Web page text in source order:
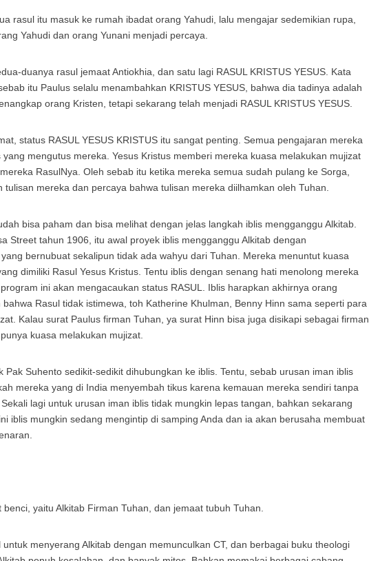
rasul itu masuk ke rumah ibadat orang Yahudi, lalu mengajar sedemikian rupa,
Yahudi dan orang Yunani menjadi percaya.
duanya rasul jemaat Antiokhia, dan satu lagi RASUL KRISTUS YESUS. Kata
itu Paulus selalu menambahkan KRISTUS YESUS, bahwa dia tadinya adalah
orang Kristen, tetapi sekarang telah menjadi RASUL KRISTUS YESUS.
status RASUL YESUS KRISTUS itu sangat penting. Semua pengajaran mereka
mengutus mereka. Yesus Kristus memberi mereka kuasa melakukan mujizat
RasulNya. Oleh sebab itu ketika mereka semua sudah pulang ke Sorga,
tulisan mereka dan percaya bahwa tulisan mereka diilhamkan oleh Tuhan.
bisa paham dan bisa melihat dengan jelas langkah iblis mengganggu Alkitab.
Street tahun 1906, itu awal proyek iblis mengganggu Alkitab dengan
bernubuat sekalipun tidak ada wahyu dari Tuhan. Mereka menuntut kuasa
dimiliki Rasul Yesus Kristus. Tentu iblis dengan senang hati menolong mereka
ini akan mengacaukan status RASUL. Iblis harapkan akhirnya orang
Rasul tidak istimewa, toh Katherine Khulman, Benny Hinn sama seperti para
Kalau surat Paulus firman Tuhan, ya surat Hinn bisa juga disikapi sebagai firman
kuasa melakukan mujizat.
Pak Suhento sedikit-sedikit dihubungkan ke iblis. Tentu, sebab urusan iman iblis
mereka yang di India menyembah tikus karena kemauan mereka sendiri tanpa
lagi untuk urusan iman iblis tidak mungkin lepas tangan, bahkan sekarang
iblis mungkin sedang mengintip di samping Anda dan ia akan berusaha membuat
yaitu Alkitab Firman Tuhan, dan jemaat tubuh Tuhan.
menyerang Alkitab dengan memunculkan CT, dan berbagai buku theologi